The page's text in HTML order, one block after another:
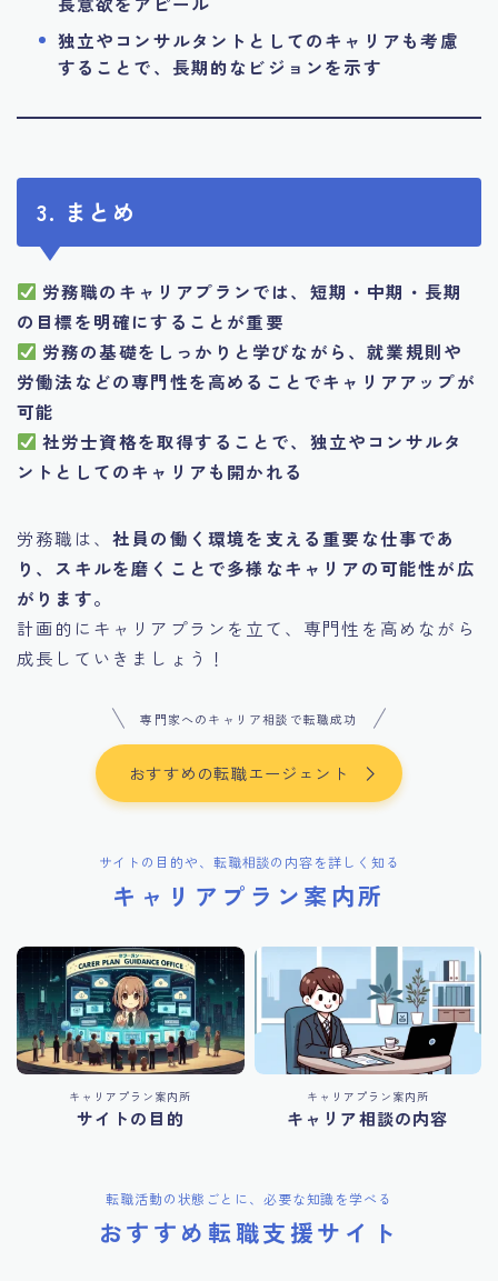
独立やコンサルタントとしてのキャリアも考慮
することで、長期的なビジョンを示す
3. まとめ
労務職のキャリアプランでは、短期・中期・長期
の目標を明確にすることが重要
労務の基礎をしっかりと学びながら、就業規則や
労働法などの専門性を高めることでキャリアアップが
可能
社労士資格を取得することで、独立やコンサルタ
ントとしてのキャリアも開かれる
労務職は、 社員の働く環境を支える重要な仕事であ
り、スキルを磨くことで多様なキャリアの可能性が広
がります。
計画的にキャリアプランを立て、専門性を高めながら
成長していきましょう！
専門家へのキャリア相談で転職成功
おすすめの転職エージェント
サイトの目的や、転職相談の内容を詳しく知る
キャリアプラン案内所
キャリアプラン案内所
サイトの目的
キャリアプラン案内所
キャリア相談の内容
転職活動の状態ごとに、必要な知識を学べる
おすすめ転職支援サイト